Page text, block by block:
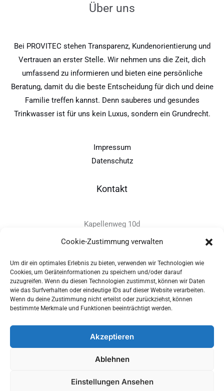
Cookie-Zustimmung verwalten
Um dir ein optimales Erlebnis zu bieten, verwenden wir Technologien wie
Cookies, um Geräteinformationen zu speichern und/oder darauf
zuzugreifen. Wenn du diesen Technologien zustimmst, können wir Daten
wie das Surfverhalten oder eindeutige IDs auf dieser Website verarbeiten.
Wenn du deine Zustimmung nicht erteilst oder zurückziehst, können
bestimmte Merkmale und Funktionen beeinträchtigt werden.
Akzeptieren
Ablehnen
Einstellungen Ansehen
Über uns
Bei PROVITEC stehen Transparenz, Kundenorientierung und
Vertrauen an erster Stelle. Wir nehmen uns die Zeit, dich
umfassend zu informieren und bieten eine persönliche
Beratung, damit du die beste Entscheidung für dich und deine
Familie treffen kannst. Denn sauberes und gesundes
Trinkwasser ist für uns kein Luxus, sondern ein Grundrecht.
Impressum
Datenschutz
Kontakt
Kapellenweg 10d
D-94575 Windorf
+49 - (0)8546 - 97 39 0
info@provitec.de
www.provitec.com
Copyright © 2026 PROVITEC Trinkwassersysteme e.K | Alle
Rechte vorbehalten |Impressum